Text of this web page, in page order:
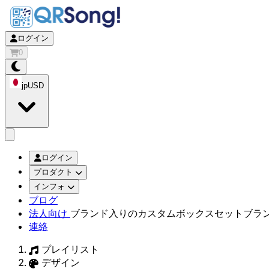
ログイン
0
jpUSD
ログイン
プロダクト
インフォ
ブログ
法人向け ブランド入りのカスタムボックスセット ブラ
連絡
プレイリスト
デザイン